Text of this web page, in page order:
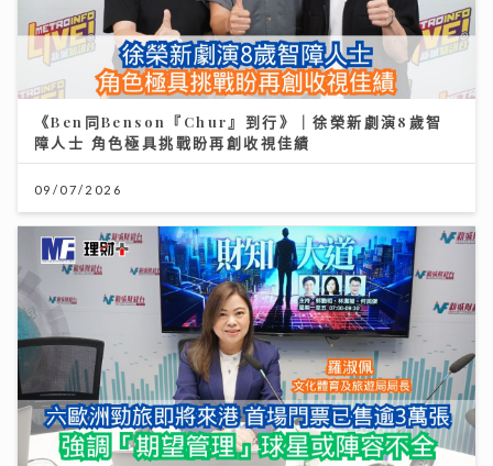
《Ben同Benson『Chur』到行》｜徐榮新劇演8歲智
障人士 角色極具挑戰盼再創收視佳績
09/07/2026